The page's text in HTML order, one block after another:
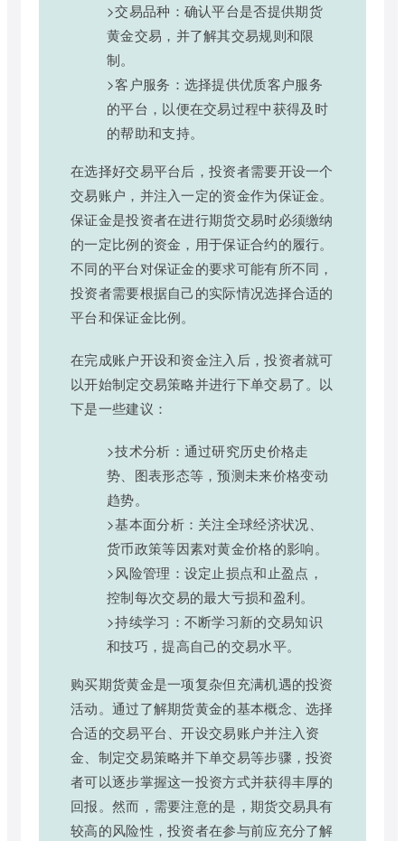
>交易品种：确认平台是否提供期货
黄金交易，并了解其交易规则和限
制。
>客户服务：选择提供优质客户服务
的平台，以便在交易过程中获得及时
的帮助和支持。
在选择好交易平台后，投资者需要开设一个
交易账户，并注入一定的资金作为保证金。
保证金是投资者在进行期货交易时必须缴纳
的一定比例的资金，用于保证合约的履行。
不同的平台对保证金的要求可能有所不同，
投资者需要根据自己的实际情况选择合适的
平台和保证金比例。
在完成账户开设和资金注入后，投资者就可
以开始制定交易策略并进行下单交易了。以
下是一些建议：
>技术分析：通过研究历史价格走
势、图表形态等，预测未来价格变动
趋势。
>基本面分析：关注全球经济状况、
货币政策等因素对黄金价格的影响。
>风险管理：设定止损点和止盈点，
控制每次交易的最大亏损和盈利。
>持续学习：不断学习新的交易知识
和技巧，提高自己的交易水平。
购买期货黄金是一项复杂但充满机遇的投资
活动。通过了解期货黄金的基本概念、选择
合适的交易平台、开设交易账户并注入资
金、制定交易策略并下单交易等步骤，投资
者可以逐步掌握这一投资方式并获得丰厚的
回报。然而，需要注意的是，期货交易具有
较高的风险性，投资者在参与前应充分了解